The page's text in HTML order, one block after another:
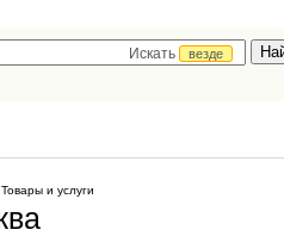
Искать
везде
Товары и услуги